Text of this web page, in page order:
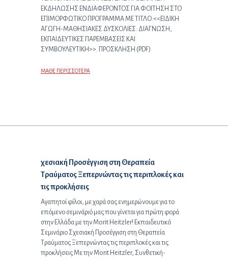
ΕΚΔΗΛΩΣΗΣ ΕΝΔΙΑΦΕΡΟΝΤΟΣ ΓΙΑ ΦΟΙΤΗΣΗ ΣΤΟ
ΕΠΙΜΟΡΦΩΤΙΚΟ ΠΡΟΓΡΑΜΜΑ ΜΕ ΤΙΤΛΟ:<<ΕΙΔΙΚΗ
ΑΓΩΓΗ-ΜΑΘΗΣΙΑΚΕΣ ΔΥΣΚΟΛΙΕΣ: ΔΙΑΓΝΩΣΗ,
ΕΚΠΑΙΔΕΥΤΙΚΕΣ ΠΑΡΕΜΒΑΣΕΙΣ ΚΑΙ
ΣΥΜΒΟΥΛΕΥΤΙΚΗ>>. ΠΡΟΣΚΛΗΣΗ (PDF)
ΜΑΘΕ ΠΕΡΙΣΣΟΤΕΡΑ
Επόμενο άρθρο:
χεσιακή Προσέγγιση στη Θεραπεία
Τραύματος Ξεπερνώντας τις περιπλοκές και
τις προκλήσεις
Αγαπητοί φίλοι, με χαρά σας ενημερώνουμε για το
επόμενο σεμινάριό μας που γίνεται για πρώτη φορά
στην Ελλάδα με την Morit Heitzler! Εκπαιδευτικό
Σεμινάριο Σχεσιακή Προσέγγιση στη Θεραπεία
Τραύματος Ξεπερνώντας τις περιπλοκές και τις
προκλήσεις Με την Morit Heitzler, Συνθετική-